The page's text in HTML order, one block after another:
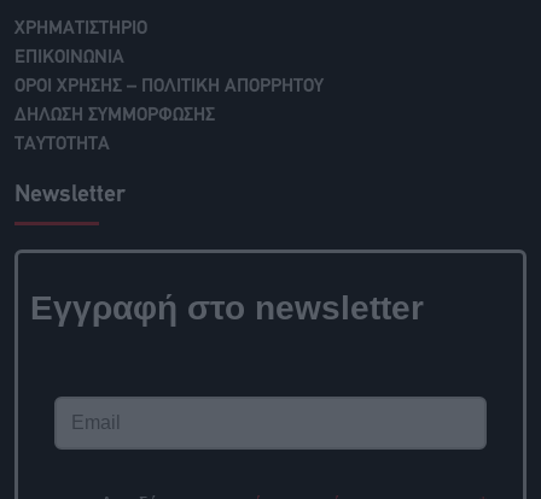
ΧΡΗΜΑΤΙΣΤΗΡΙΟ
ΕΠΙΚΟΙΝΩΝΙΑ
ΟΡΟΙ ΧΡΗΣΗΣ – ΠΟΛΙΤΙΚΗ ΑΠΟΡΡΗΤΟΥ
ΔΗΛΩΣΗ ΣΥΜΜΟΡΦΩΣΗΣ
ΤΑΥΤΟΤΗΤΑ
Newsletter
Εγγραφή στο